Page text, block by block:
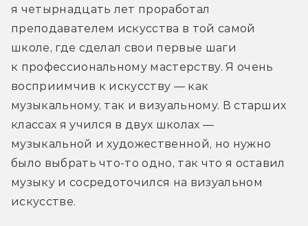
я четырнадцать лет проработал
преподавателем искусства в той самой
школе, где сделал свои первые шаги
к профессиональному мастерству. Я очень
восприимчив к искусству — как
музыкальному, так и визуальному. В старших
классах я учился в двух школах —
музыкальной и художественной, но нужно
было выбрать что-то одно, так что я оставил
музыку и сосредоточился на визуальном
искусстве.